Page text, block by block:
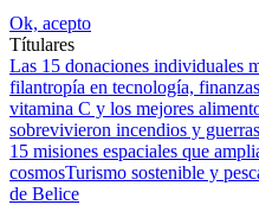
Ok, acepto
Títulares
Las 15 donaciones individuales
filantropía en tecnología,
vitamina C y los mejores
sobrevivieron incendios y
15 misiones espaciales que
cosmosTurismo sostenible y
de Belice